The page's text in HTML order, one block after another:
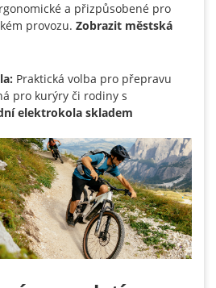
a přizpůsobené pro
provozu. Zobrazit městská
Praktická volba pro přepravu
pro kurýry či rodiny s
elektrokola skladem